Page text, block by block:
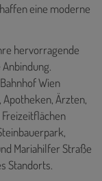
eine moderne
hervorragende
Wien
Ärzten,
Mariahilfer Straße
Standorts.